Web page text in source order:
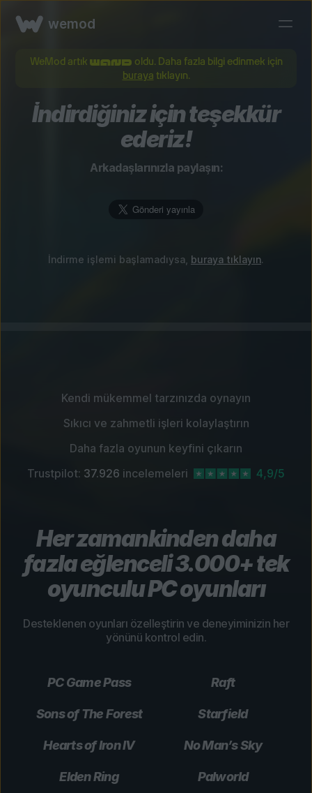
wemod
WeMod artık
oldu. Daha fazla bilgi edinmek için
buraya tıklayın.
İndirdiğiniz için teşekkür
ederiz!
Arkadaşlarınızla paylaşın:
İndirme işlemi başlamadıysa, buraya tıklayın.
Kendi mükemmel tarzınızda oynayın
Sıkıcı ve zahmetli işleri kolaylaştırın
Daha fazla oyunun keyfini çıkarın
Trustpilot: 37.926 incelemeleri 4,9/5
Her zamankinden daha
fazla eğlenceli 3.000+ tek
oyunculu PC oyunları
Desteklenen oyunları özelleştirin ve deneyiminizin her
yönünü kontrol edin.
PC Game Pass Raft
Sons of The Forest Starfield
Hearts of Iron IV No Man’s Sky
Elden Ring Palworld